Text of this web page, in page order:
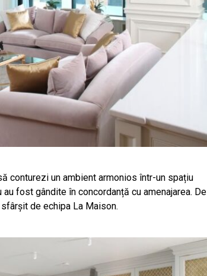
conturezi un ambient armonios într-un spațiu
fost gândite în concordanță cu amenajarea. De
de echipa La Maison.